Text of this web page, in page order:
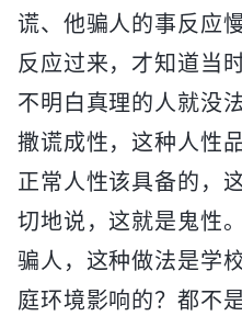
谎、他骗人的事反应
反应过来，才知道当
不明白真理的人就没
撒谎成性，这种人性
正常人性该具备的，
切地说，这就是鬼性
骗人，这种做法是学
庭环境影响的？都不